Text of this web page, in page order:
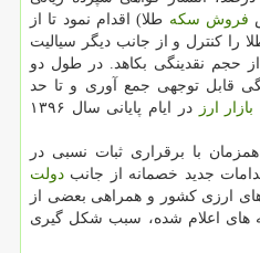
فروش سكه طلا) اقدام نمود تا از
را كنترل و از جانب دیگر سیالیت
حجم نقدینگی بكاهد. در طول دو
قابل توجهی جمع آوری و تا حد
بازار ارز
در ایام پایانی سال ۱۳۹۶
با برقراری ثبات نسبی در
جدید خصمانه از جانب دولت
ارزی كشور و همراهی بعضی از
های اعلام شده، سبب شكل گیری